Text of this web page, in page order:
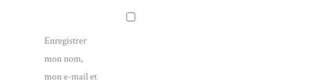
Enregistrer
mon nom,
mon e-mail et